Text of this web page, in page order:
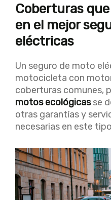
Coberturas
en el mejor
eléctricas
Un seguro de moto
motocicleta con
coberturas comunes,
motos ecológicasse
otras garantías y
necesarias en este